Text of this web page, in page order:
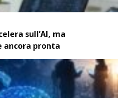
sull’AI, ma
ancora pronta